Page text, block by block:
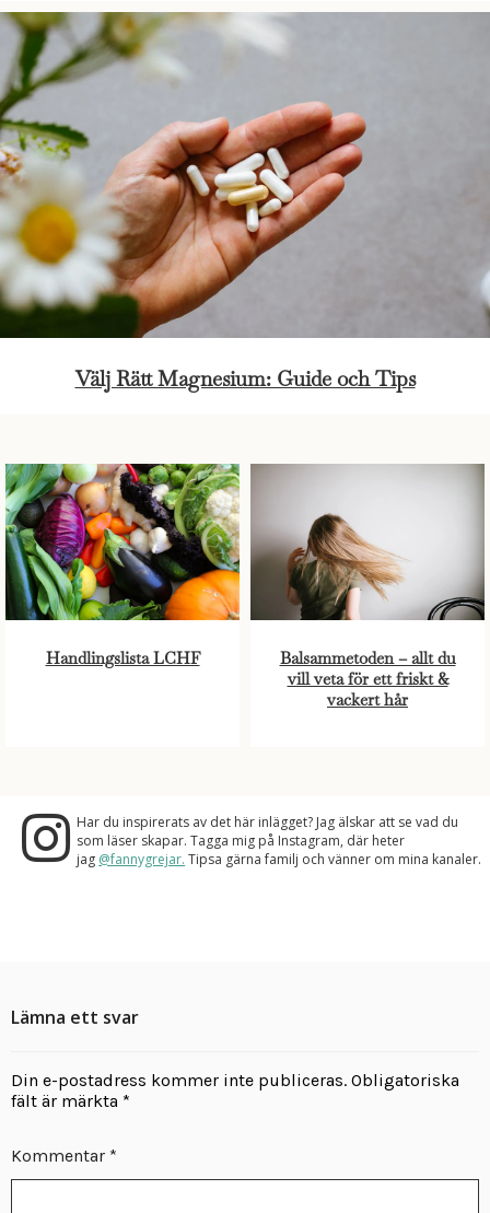
Välj Rätt Magnesium: Guide och Tips
Handlingslista LCHF
Balsammetoden – allt du
vill veta för ett friskt &
vackert hår
Har du inspirerats av det här inlägget? Jag älskar att se vad du
som läser skapar. Tagga mig på Instagram, där heter
jag @fannygrejar. Tipsa gärna familj och vänner om mina kanaler.
Lämna ett svar
Din e-postadress kommer inte publiceras. Obligatoriska
fält är märkta *
Kommentar *